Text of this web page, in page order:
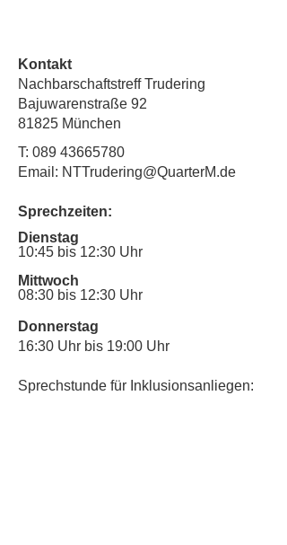
Kontakt
Nachbarschaftstreff Trudering
Bajuwarenstraße 92
81825 München
T: 089 43665780
Email: NTTrudering@QuarterM.de
Sprechzeiten:
Dienstag
10:45 bis 12:30 Uhr
Mittwoch
08:30 bis 12:30 Uhr
Donnerstag
16:30 Uhr bis 19:00 Uhr
Sprechstunde für Inklusionsanliegen: